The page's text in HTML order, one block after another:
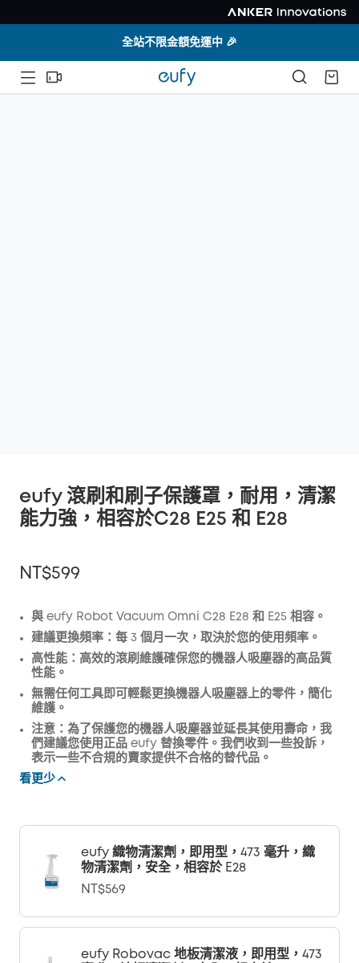
全站不限金額免運中 🎉
eufy 滾刷和刷子保護罩，耐用，清潔
能力強，相容於C28 E25 和 E28
NT$599
折扣
優惠碼
複製
與 eufy Robot Vacuum Omni C28 E28 和 E25 相容。
建議更換頻率：每 3 個月一次，取決於您的使用頻率。
高性能：高效的滾刷維護確保您的機器人吸塵器的高品質
性能。
無需任何工具即可輕鬆更換機器人吸塵器上的零件，簡化
維護。
注意：為了保護您的機器人吸塵器並延長其使用壽命，我
們建議您使用正品 eufy 替換零件。我們收到一些投訴，
表示一些不合規的賣家提供不合格的替代品。
看更少
eufy 織物清潔劑，即用型，473 毫升，織
物清潔劑，安全，相容於 E28
NT$569
eufy Robovac 地板清潔液，即用型，473